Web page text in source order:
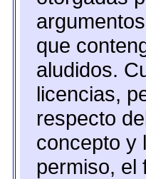
que
aludidos.
licencias,
respecto
concepto y
permiso, el